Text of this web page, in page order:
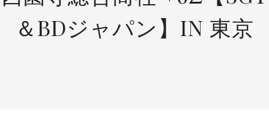
＆BDジャパン】IN 東京